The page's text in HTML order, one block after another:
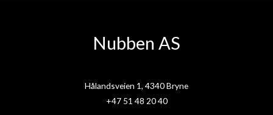
Nubben AS
Hålandsveien 1, 4340 Bryne
+47 51 48 20 40